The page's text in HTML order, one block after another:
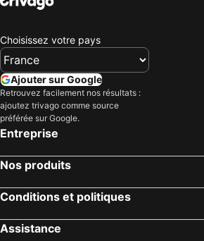
Johannesbourg, Gauteng Hôtels
Pretoria, Gauteng Hôtels
Port
Bloemfontein, État-Libre Hôtels
Choisissez votre pays
Ajouter sur Google
Retrouvez facilement nos résultats :
ajoutez trivago comme source
préférée sur Google.
Entreprise
Nos produits
Conditions et politiques
Assistance